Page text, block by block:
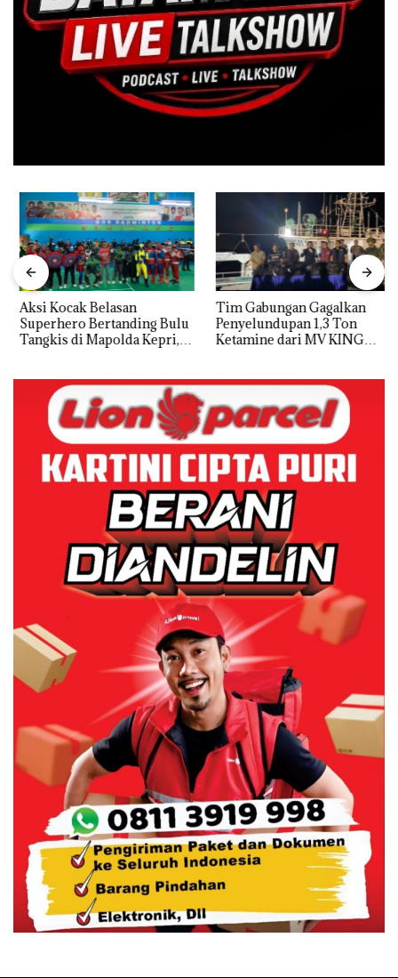
Aksi Kocak Belasan
Superhero Bertanding Bulu
Tangkis di Mapolda Kepri,
Tim Gabungan Gagalkan
Penyelundupan 1,3 Ton
Ketamine dari MV KING